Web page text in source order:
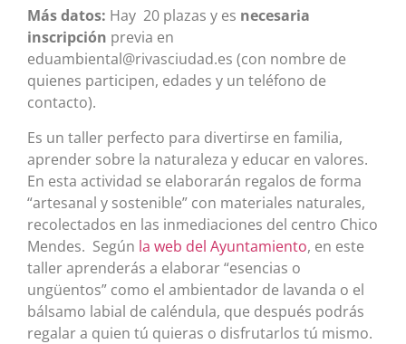
Más datos: Hay 20 plazas y es necesaria
inscripción previa en
eduambiental@rivasciudad.es (con nombre de
quienes participen, edades y un teléfono de
contacto).
Es un taller perfecto para divertirse en familia,
aprender sobre la naturaleza y educar en valores.
En esta actividad se elaborarán regalos de forma
“artesanal y sostenible” con materiales naturales,
recolectados en las inmediaciones del centro Chico
Mendes. Según la web del Ayuntamiento, en este
taller aprenderás a elaborar “esencias o
ungüentos” como el ambientador de lavanda o el
bálsamo labial de caléndula, que después podrás
regalar a quien tú quieras o disfrutarlos tú mismo.